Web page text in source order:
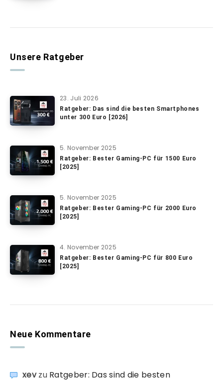
Unsere Ratgeber
23. Juli 2026
Ratgeber: Das sind die besten Smartphones
unter 300 Euro [2026]
5. November 2025
Ratgeber: Bester Gaming-PC für 1500 Euro
[2025]
5. November 2025
Ratgeber: Bester Gaming-PC für 2000 Euro
[2025]
4. November 2025
Ratgeber: Bester Gaming-PC für 800 Euro
[2025]
Neue Kommentare
xevzu Ratgeber: Das sind die besten